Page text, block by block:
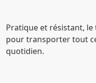
Pratique et résistant, le
pour transporter tout
quotidien.